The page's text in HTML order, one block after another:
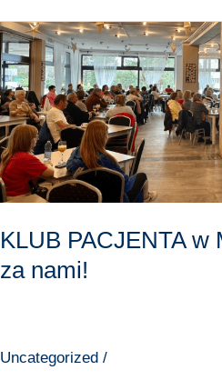
KLUB PACJENTA w
za nami!
Uncategorized /
KLUB
PACJENTA
w
Miasto
Ustroń
już
za